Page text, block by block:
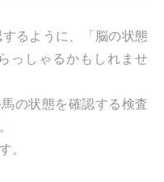
るように、「脳の状態
っしゃるかもしれませ
の状態を確認する検査
。